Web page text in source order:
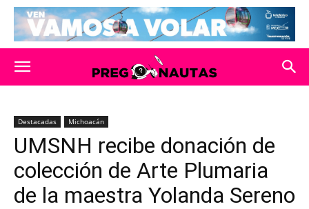
Destacadas Michoacán
UMSNH recibe donación de
colección de Arte Plumaria
de la maestra Yolanda Sereno